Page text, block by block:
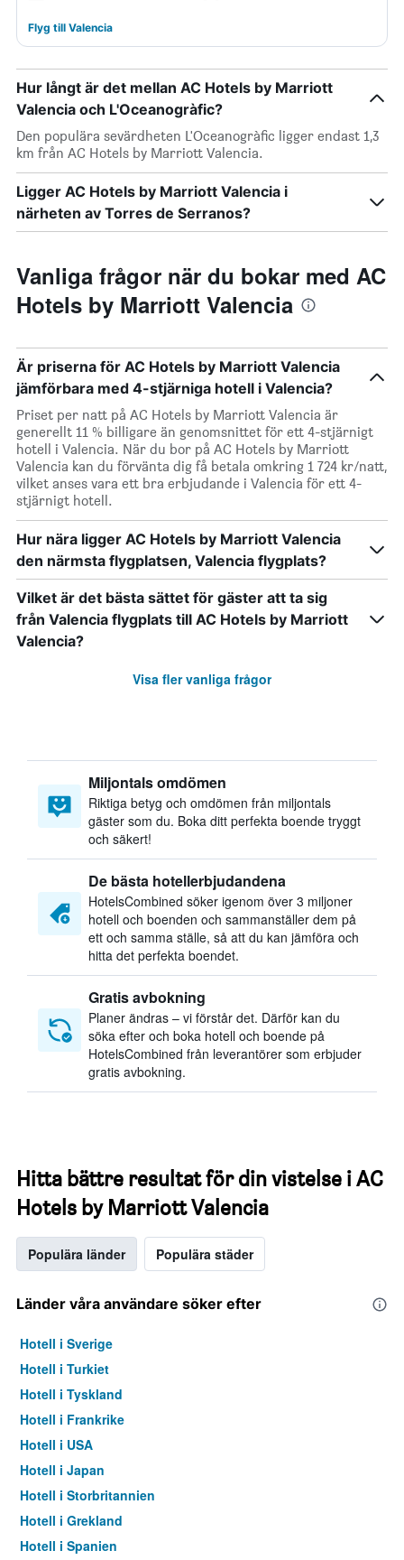
Flyg till Valencia
Hur långt är det mellan AC Hotels by Marriott
Valencia och L'Oceanogràfic?
Den populära sevärdheten L'Oceanogràfic ligger endast 1,3
km från AC Hotels by Marriott Valencia.
Ligger AC Hotels by Marriott Valencia i
närheten av Torres de Serranos?
Vanliga frågor när du bokar med AC
Hotels by Marriott Valencia
Är priserna för AC Hotels by Marriott Valencia
jämförbara med 4-stjärniga hotell i Valencia?
Priset per natt på AC Hotels by Marriott Valencia är
generellt 11 % billigare än genomsnittet för ett 4-stjärnigt
hotell i Valencia. När du bor på AC Hotels by Marriott
Valencia kan du förvänta dig få betala omkring 1 724 kr/natt,
vilket anses vara ett bra erbjudande i Valencia för ett 4-
stjärnigt hotell.
Hur nära ligger AC Hotels by Marriott Valencia
den närmsta flygplatsen, Valencia flygplats?
Vilket är det bästa sättet för gäster att ta sig
från Valencia flygplats till AC Hotels by Marriott
Valencia?
Visa fler vanliga frågor
Miljontals omdömen
Riktiga betyg och omdömen från miljontals
gäster som du. Boka ditt perfekta boende tryggt
och säkert!
De bästa hotellerbjudandena
HotelsCombined söker igenom över 3 miljoner
hotell och boenden och sammanställer dem på
ett och samma ställe, så att du kan jämföra och
hitta det perfekta boendet.
Gratis avbokning
Planer ändras – vi förstår det. Därför kan du
söka efter och boka hotell och boende på
HotelsCombined från leverantörer som erbjuder
gratis avbokning.
Hitta bättre resultat för din vistelse i AC
Hotels by Marriott Valencia
Populära länder Populära städer
Länder våra användare söker efter
Hotell i Sverige
Hotell i Turkiet
Hotell i Tyskland
Hotell i Frankrike
Hotell i USA
Hotell i Japan
Hotell i Storbritannien
Hotell i Grekland
Hotell i Spanien